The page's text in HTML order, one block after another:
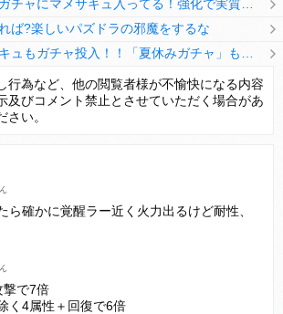
ば?楽しいパズドラの邪魔をするな
【パズドラ】TB・HEARTSの6人は全員分岐進化とアシスト2種あり！HEARTSエンジェルの進化いいな
んだゲーム、貴方にはありますか？
RSS
行為など、他の閲覧者様が不愉快になる内容
及びコメント禁止とさせていただく場合があ
さい。
ら確かに覚醒ラー近く火力出るけど耐性、
撃で7倍
く4属性＋回復で6倍